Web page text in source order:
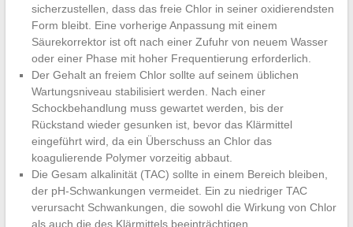
sicherzustellen, dass das freie Chlor in seiner oxidierendsten
Form bleibt. Eine vorherige Anpassung mit einem
Säurekorrektor ist oft nach einer Zufuhr von neuem Wasser
oder einer Phase mit hoher Frequentierung erforderlich.
Der Gehalt an freiem Chlor sollte auf seinem üblichen
Wartungsniveau stabilisiert werden. Nach einer
Schockbehandlung muss gewartet werden, bis der
Rückstand wieder gesunken ist, bevor das Klärmittel
eingeführt wird, da ein Überschuss an Chlor das
koagulierende Polymer vorzeitig abbaut.
Die Gesam alkalinität (TAC) sollte in einem Bereich bleiben,
der pH-Schwankungen vermeidet. Ein zu niedriger TAC
verursacht Schwankungen, die sowohl die Wirkung von Chlor
als auch die des Klärmittels beeinträchtigen.